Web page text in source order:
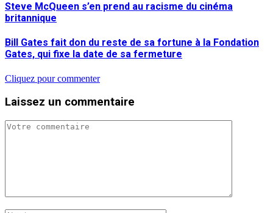
Steve McQueen s’en prend au racisme du cinéma
britannique
Bill Gates fait don du reste de sa fortune à la Fondation
Gates, qui fixe la date de sa fermeture
Cliquez pour commenter
Laissez un commentaire